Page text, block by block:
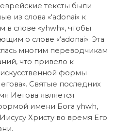
тексты были
из слова «‘adonai» к
в слове «yhwh», чтобы
о слове «‘adonai». Эта
многим переводчикам
что привело к
формы
Святые последних
Иегова является
имени Бога yhwh,
Христу во время Его